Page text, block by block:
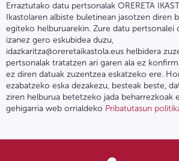
Erraztutako datu pertsonalak ORERETA
Ikastolaren albiste buletinean jasotzen diren
egiteko helburuarekin. Zure datu pertsonalei
izanez gero eskubidea duzu,
idazkaritza@oreretaikastola.eus helbidera
pertsonalak tratatzen ari garen ala ez
ez diren datuak zuzentzea eskatzeko ere.
ezabatzeko eska dezakezu, besteak beste,
ziren helburua betetzeko jada beharrezkoak
gehigarria web orrialdeko Pribatutasun